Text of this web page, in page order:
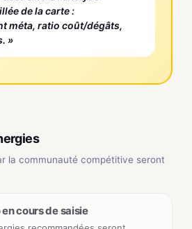
de la carte :
méta, ratio coût/dégâts,
»
la communauté compétitive seront
cours de saisie